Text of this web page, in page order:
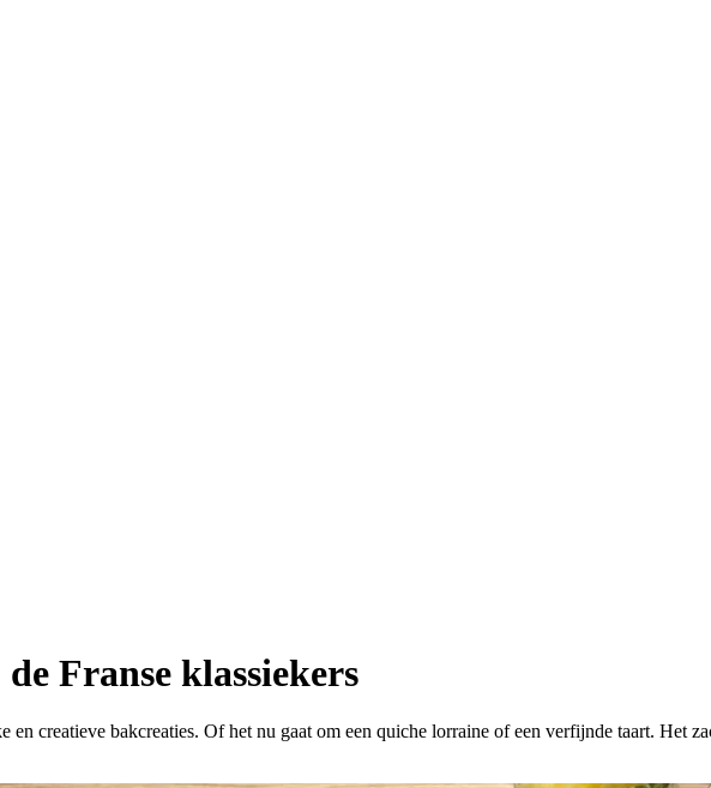
Franse klassiekers
en creatieve bakcreaties. Of het nu gaat om een quiche lorraine of een verfijnde taart. Het